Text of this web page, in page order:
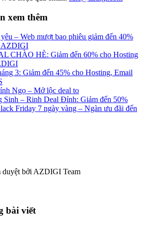
xem thêm
– Web mượt bao phiêu giảm đến 40%
AZDIGI
CHÀO HÈ: Giảm đến 60% cho Hosting
3: Giảm đến 45% cho Hosting, Email
Ngọ – Mở lộc deal to
Sinh – Rinh Deal Đỉnh: Giảm đến 50%
Friday 7 ngày vàng – Ngàn ưu đãi đến
duyệt bởi AZDIGI Team
bài viết